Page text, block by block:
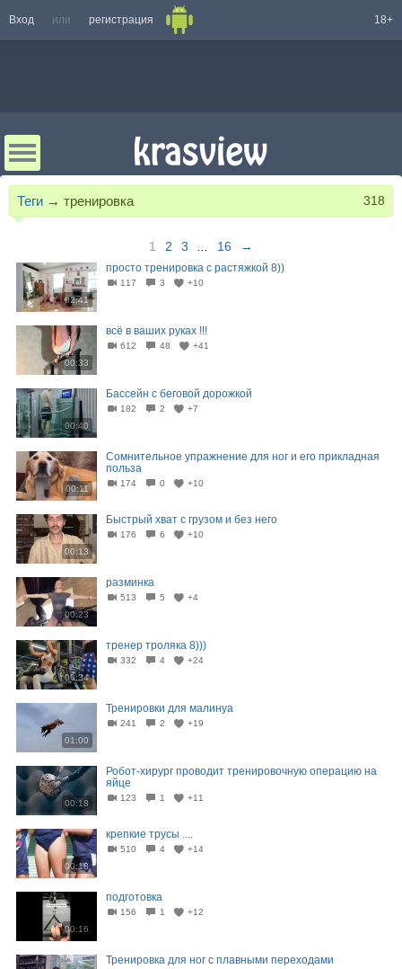
Вход или регистрация 18+
Теги → тренировка 318
1 2 3 16 →
02:41
просто тренировка с растяжкой 8))
117 3 +10
00:33
всё в ваших руках !!!
612 48 +41
00:40
Бассейн с беговой дорожкой
182 2 +7
00:11
Сомнительное упражнение для ног и его прикладная
польза
174 0 +10
00:13
Быстрый хват с грузом и без него
176 6 +10
00:23
разминка
513 5 +4
00:34
тренер троляка 8)))
332 4 +24
01:00
Тренировки для малинуа
241 2 +19
00:18
Робот-хирург проводит тренировочную операцию на
яйце
123 1 +11
00:18
крепкие трусы ....
510 4 +14
00:16
подготовка
156 1 +12
Тренировка для ног с плавными переходами